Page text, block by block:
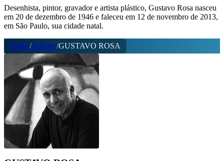
Desenhista, pintor, gravador e artista plástico, Gustavo Rosa nasceu
em 20 de dezembro de 1946 e faleceu em 12 de novembro de 2013,
em São Paulo, sua cidade natal.
Home/Autores/GUSTAVO ROSA